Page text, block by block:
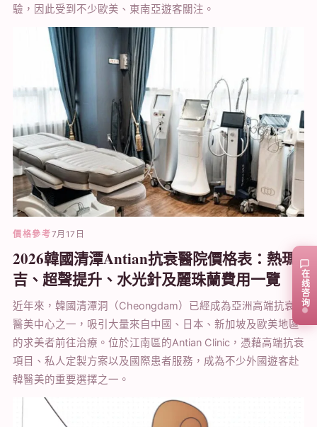
驗，因此受到不少歐美、東南亞遊客關注。
價格參考7月17日
2026韓國清潭Antian抗衰醫院價格表：熱瑪
吉、超聲提升、水光針及麗珠蘭費用一覽
近年來，韓國清潭洞（Cheongdam）已經成為亞洲高端抗衰
醫美中心之一，吸引大量來自中國、日本、新加坡及歐美地區
的求美者前往治療。位於江南區的Antian Clinic，憑藉高端抗衰
項目、私人定製方案以及國際患者服務，成為不少外國遊客赴
韓醫美的重要選擇之一。
在线咨询